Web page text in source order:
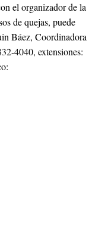
el organizador de la
de quejas, puede
Báez, Coordinadora
4040, extensiones: